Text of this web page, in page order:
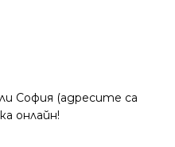
София (адресите са
онлайн!